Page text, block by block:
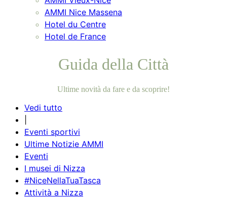
AMMI Nice Massena
Hotel du Centre
Hotel de France
Guida della Città
Ultime novità da fare e da scoprire!
Vedi tutto
Eventi sportivi
Ultime Notizie AMMI
Eventi
I musei di Nizza
#NiceNellaTuaTasca
Attività a Nizza